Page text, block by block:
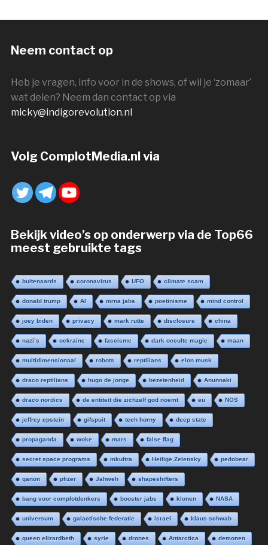
Neem contact op
Heb je vragen, info voor in de shows, of wil je ‘zomaar’
wat delen? Neem dan contact op via
micky@indigorevolution.nl
Volg ComplotMedia.nl via
Bekijk video’s op onderwerp via de Top66
meest gebruikte tags
buitenaards coronavirus UFO climate scam
donald trump AI mrna jabs poetinisme mind control
joey biden privacy mark rutte disclosure china
nazi’s oekraine fascisme dark occulte magie maan
multidimensionaal robots reptilians elon musk
draco reptilians hugo de jonge bezetenheid Anunnaki
draco nordics de entiteit die zichzelf god noemt eu NOS
jeffrey epstein gifspuit tech horny deep state
propaganda woke mars false flag
secret space programs mkultra Heilige Zelensky pedobear
qanon pfizer Jahweh shapeshifters
bang voor complotdenkers booster jabs klonen NASA
universum galactische federatie israel klaus schwab
queen elizardbeth syrie drones Antarctica demonen